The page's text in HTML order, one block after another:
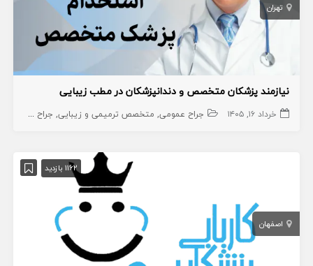
تهران
نیازمند پزشکان متخصص و دندانپزشکان در مطب زیبایی
خرداد ۱۶, ۱۴۰۵ جراح عمومی متخصص ترمیمی و زیبایی جراح فک و صورت
1162 بازدید
اصفهان